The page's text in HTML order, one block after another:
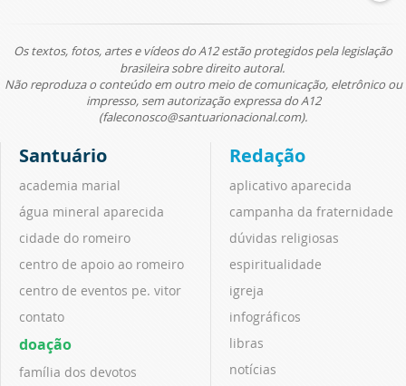
Os textos, fotos, artes e vídeos do A12 estão protegidos pela legislação
brasileira sobre direito autoral.
Não reproduza o conteúdo em outro meio de comunicação, eletrônico ou
impresso, sem autorização expressa do A12
(faleconosco@santuarionacional.com).
Santuário
academia marial
água mineral aparecida
cidade do romeiro
centro de apoio ao romeiro
centro de eventos pe. vitor
contato
doação
família dos devotos
Redação
aplicativo aparecida
campanha da fraternidade
dúvidas religiosas
espiritualidade
igreja
infográficos
libras
notícias